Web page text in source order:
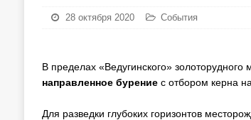
28 октября 2020 События
В пределах «Ведугинского»
направленное бурениес отбором керна
Для разведки глубоких горизонтов